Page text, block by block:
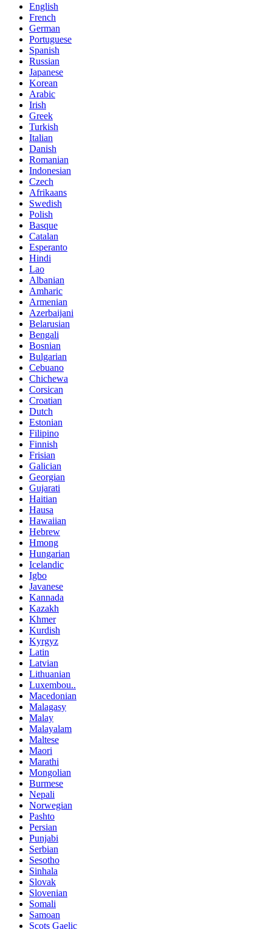
English
French
German
Portuguese
Spanish
Russian
Japanese
Korean
Arabic
Irish
Greek
Turkish
Italian
Danish
Romanian
Indonesian
Czech
Afrikaans
Swedish
Polish
Basque
Catalan
Esperanto
Hindi
Lao
Albanian
Amharic
Armenian
Azerbaijani
Belarusian
Bengali
Bosnian
Bulgarian
Cebuano
Chichewa
Corsican
Croatian
Dutch
Estonian
Filipino
Finnish
Frisian
Galician
Georgian
Gujarati
Haitian
Hausa
Hawaiian
Hebrew
Hmong
Hungarian
Icelandic
Igbo
Javanese
Kannada
Kazakh
Khmer
Kurdish
Kyrgyz
Latin
Latvian
Lithuanian
Luxembou..
Macedonian
Malagasy
Malay
Malayalam
Maltese
Maori
Marathi
Mongolian
Burmese
Nepali
Norwegian
Pashto
Persian
Punjabi
Serbian
Sesotho
Sinhala
Slovak
Slovenian
Somali
Samoan
Scots Gaelic